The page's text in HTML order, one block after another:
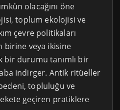
olacağını öne
toplum ekolojisi ve
çevre politikaları
birine veya ikisine
bir durumu tanımlı bir
indirger. Antik ritüeller
topluluğu ve
geçiren pratiklere